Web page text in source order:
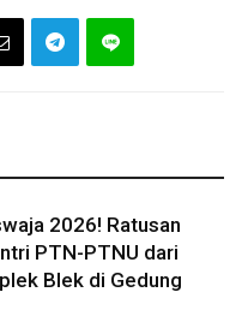
2026! Ratusan
PTN-PTNU dari
Blek di Gedung